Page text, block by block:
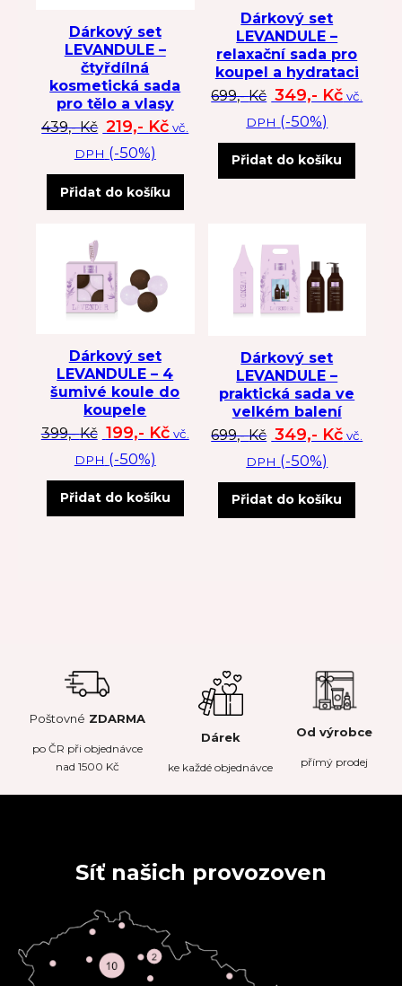
Dárkový set
LEVANDULE –
čtyřdílná
kosmetická sada
pro tělo a vlasy
439,-Kč Původní cena byla: 439 Kč.
219,- KčAktuální cena je: 219 Kč.
vč.
DPH (-50%)
Přidat do košíku
Dárkový set
LEVANDULE –
relaxační sada pro
koupel a hydrataci
699,-Kč Původní cena
349,- Kč vč.
DPH (-50%)
Přidat do košíku
Dárkový set
LEVANDULE – 4
šumivé koule do
koupele
399,-Kč Původní cena byla: 399 Kč.
199,- KčAktuální cena je: 199 Kč.
vč.
DPH (-50%)
Přidat do košíku
Dárkový set
LEVANDULE –
praktická sada ve
velkém balení
699,-Kč Původní cena
349,- Kč vč.
DPH (-50%)
Přidat do košíku
Poštovné ZDARMA
poČR při objednávce
nad 1500 Kč
Dárek
ke každé objednávce
Od výrobce
přímý prodej
Síť našich provozoven